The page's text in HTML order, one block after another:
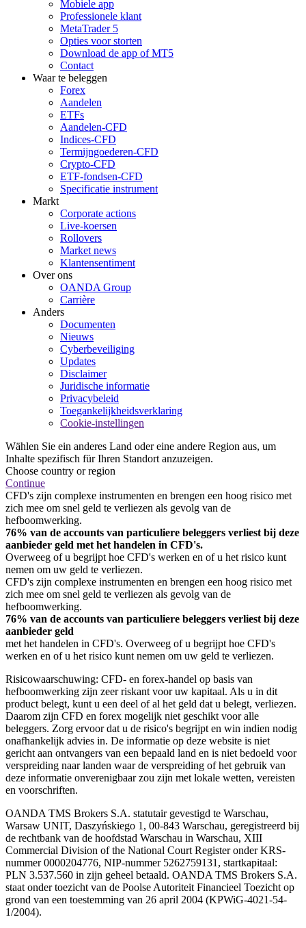
Mobiele app
Professionele klant
MetaTrader 5
Opties voor storten
Download de app of MT5
Contact
Waar te beleggen
Forex
Aandelen
ETFs
Aandelen-CFD
Indices-CFD
Termijngoederen-CFD
Crypto-CFD
ETF-fondsen-CFD
Specificatie instrument
Markt
Corporate actions
Live-koersen
Rollovers
Market news
Klantensentiment
Over ons
OANDA Group
Carrière
Anders
Documenten
Nieuws
Cyberbeveiliging
Updates
Disclaimer
Juridische informatie
Privacybeleid
Toegankelijkheidsverklaring
Cookie-instellingen
Wählen Sie ein anderes Land oder eine andere Region aus, um
Inhalte spezifisch für Ihren Standort anzuzeigen.
Choose country or region
Continue
CFD's zijn complexe instrumenten en brengen een hoog risico met
zich mee om snel geld te verliezen als gevolg van de
hefboomwerking.
76% van de accounts van particuliere beleggers verliest bij deze
aanbieder geld met het handelen in CFD's.
Overweeg of u begrijpt hoe CFD's werken en of u het risico kunt
nemen om uw geld te verliezen.
CFD's zijn complexe instrumenten en brengen een hoog risico met
zich mee om snel geld te verliezen als gevolg van de
hefboomwerking.
76% van de accounts van particuliere beleggers verliest bij deze
aanbieder geld
met het handelen in CFD's. Overweeg of u begrijpt hoe CFD's
werken en of u het risico kunt nemen om uw geld te verliezen.
Risicowaarschuwing: CFD- en forex-handel op basis van
hefboomwerking zijn zeer riskant voor uw kapitaal. Als u in dit
product belegt, kunt u een deel of al het geld dat u belegt, verliezen.
Daarom zijn CFD en forex mogelijk niet geschikt voor alle
beleggers. Zorg ervoor dat u de risico's begrijpt en win indien nodig
onafhankelijk advies in. De informatie op deze website is niet
gericht aan ontvangers van een bepaald land en is niet bedoeld voor
verspreiding naar landen waar de verspreiding of het gebruik van
deze informatie onverenigbaar zou zijn met lokale wetten, vereisten
en voorschriften.
OANDA TMS Brokers S.A. statutair gevestigd te Warschau,
Warsaw UNIT, Daszyńskiego 1, 00-843 Warschau, geregistreerd bij
de rechtbank van de hoofdstad Warschau in Warschau, XIII
Commercial Division of the National Court Register onder KRS-
nummer 0000204776, NIP-nummer 5262759131, startkapitaal:
PLN 3.537.560 in zijn geheel betaald. OANDA TMS Brokers S.A.
staat onder toezicht van de Poolse Autoriteit Financieel Toezicht op
grond van een toestemming van 26 april 2004 (KPWiG-4021-54-
1/2004).